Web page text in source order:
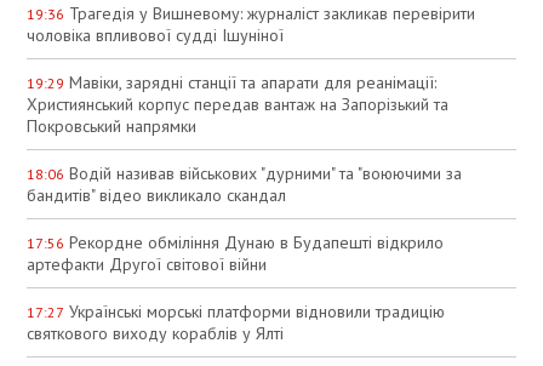
19:36 Трагедія у Вишневому: журналіст закликав перевірити
чоловіка впливової судді Ішуніної
19:29 Мавіки, зарядні станції та апарати для реанімації:
Християнський корпус передав вантаж на Запорізький та
Покровський напрямки
18:06 Водій називав військових "дурними" та "воюючими за
бандитів" відео викликало скандал
17:56 Рекордне обміління Дунаю в Будапешті відкрило
артефакти Другої світової війни
17:27 Українські морські платформи відновили традицію
святкового виходу кораблів у Ялті